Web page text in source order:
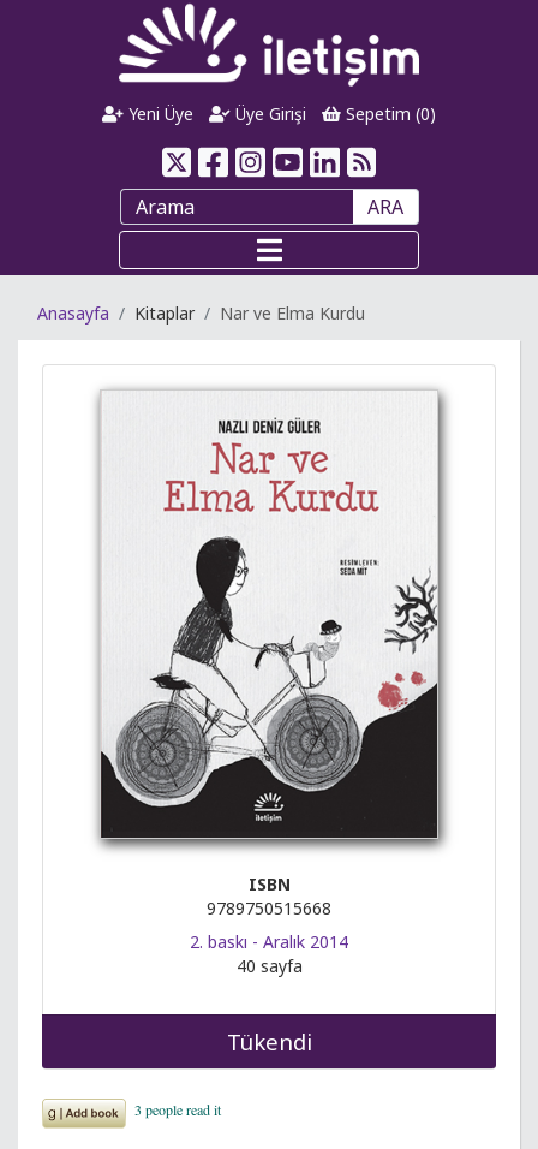
Yeni Üye Üye Girişi Sepetim (0)
ARA
Anasayfa Kitaplar Nar ve Elma Kurdu
ISBN
9789750515668
2. baskı - Aralık 2014
40 sayfa
Tükendi